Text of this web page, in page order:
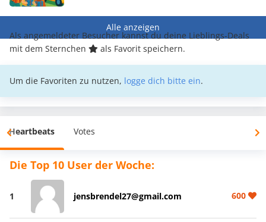
Alle anzeigen
Als angemeldeter Besucher kannst du deine Lieblings-Deals
mit dem Sternchen
als Favorit speichern.
Um die Favoriten zu nutzen, logge dich bitte ein.
Heartbeats Votes
Die Top 10 User der Woche:
1 jensbrendel27@gmail.com 600